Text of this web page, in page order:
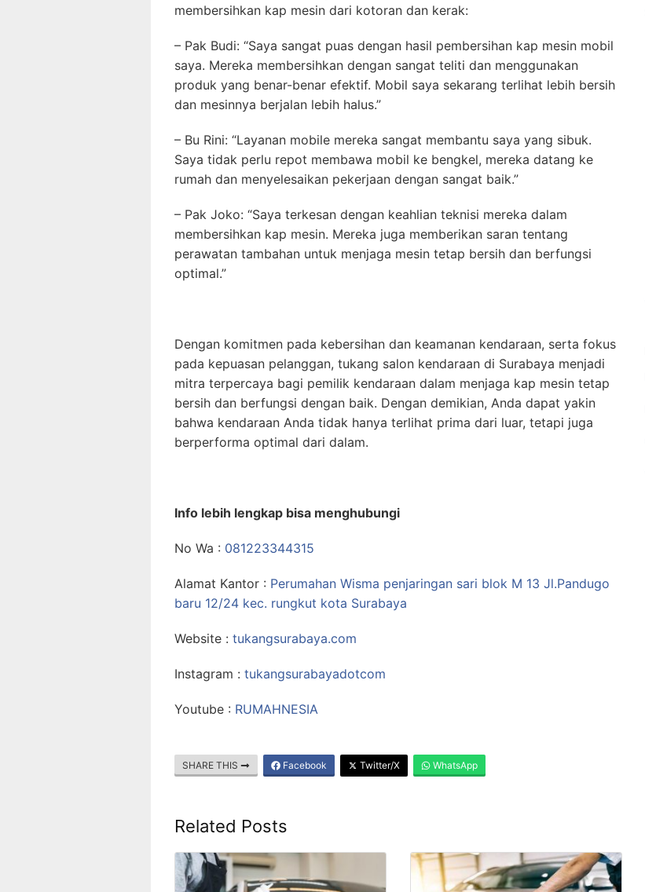
membersihkan kap mesin dari kotoran dan kerak:
– Pak Budi: “Saya sangat puas dengan hasil pembersihan kap mesin mobil
saya. Mereka membersihkan dengan sangat teliti dan menggunakan
produk yang benar-benar efektif. Mobil saya sekarang terlihat lebih bersih
dan mesinnya berjalan lebih halus.”
– Bu Rini: “Layanan mobile mereka sangat membantu saya yang sibuk.
Saya tidak perlu repot membawa mobil ke bengkel, mereka datang ke
rumah dan menyelesaikan pekerjaan dengan sangat baik.”
– Pak Joko: “Saya terkesan dengan keahlian teknisi mereka dalam
membersihkan kap mesin. Mereka juga memberikan saran tentang
perawatan tambahan untuk menjaga mesin tetap bersih dan berfungsi
optimal.”
Dengan komitmen pada kebersihan dan keamanan kendaraan, serta fokus
pada kepuasan pelanggan, tukang salon kendaraan di Surabaya menjadi
mitra terpercaya bagi pemilik kendaraan dalam menjaga kap mesin tetap
bersih dan berfungsi dengan baik. Dengan demikian, Anda dapat yakin
bahwa kendaraan Anda tidak hanya terlihat prima dari luar, tetapi juga
berperforma optimal dari dalam.
Info lebih lengkap bisa menghubungi
No Wa : 081223344315
Alamat Kantor : Perumahan Wisma penjaringan sari blok M 13 Jl.Pandugo
baru 12/24 kec. rungkut kota Surabaya
Website : tukangsurabaya.com
Instagram : tukangsurabayadotcom
Youtube : RUMAHNESIA
SHARE THIS Facebook Twitter/X WhatsApp
Related Posts